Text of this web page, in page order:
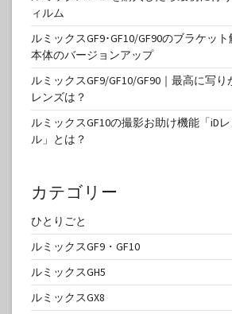
ィルム
ルミックスGF9･GF10/GF90のブラケッ
本体のバージョンアップ
ルミックスGF9/GF10/GF90｜最高に写
レンズは？
ルミックスGF10の撮影お助け機能「iD
ル」とは？
カテゴリー
ひとりごと
ルミックスGF9・GF10
ルミックスGH5
ルミックスGX8